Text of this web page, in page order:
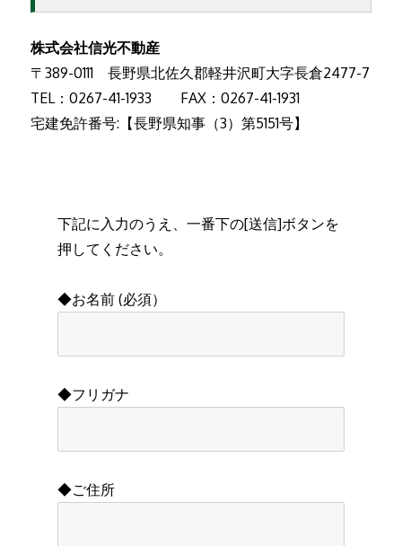
株式会社信光不動産
〒389-0111 長野県北佐久郡軽井沢町大字長倉2477-7
TEL：0267-41-1933 FAX：0267-41-1931
宅建免許番号:【長野県知事（3）第5151号】
下記に入力のうえ、一番下の[送信]ボタンを
押してください。
◆お名前 (必須）
◆フリガナ
◆ご住所